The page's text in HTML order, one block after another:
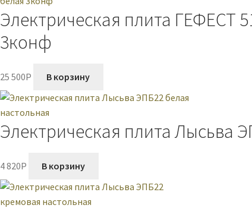
Электрическая плита ГЕФЕСТ
3конф
25 500P В корзину
Электрическая плита Лысьва
4 820P В корзину